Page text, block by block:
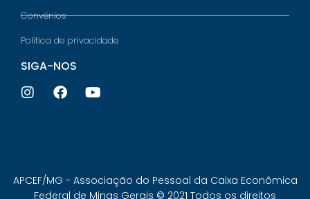
Convênios
Política de privacidade
SIGA-NOS
APCEF/MG - Associação do Pessoal da Caixa Econômica
Federal de Minas Gerais © 2021 Todos os direitos